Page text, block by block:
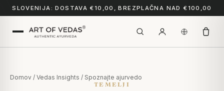
SLOVENIJA: DOSTAVA €10,00, BREZPLAČNA NAD €100,00
Domov / Vedas Insights / Spoznajte ajurvedo
TEMELJI